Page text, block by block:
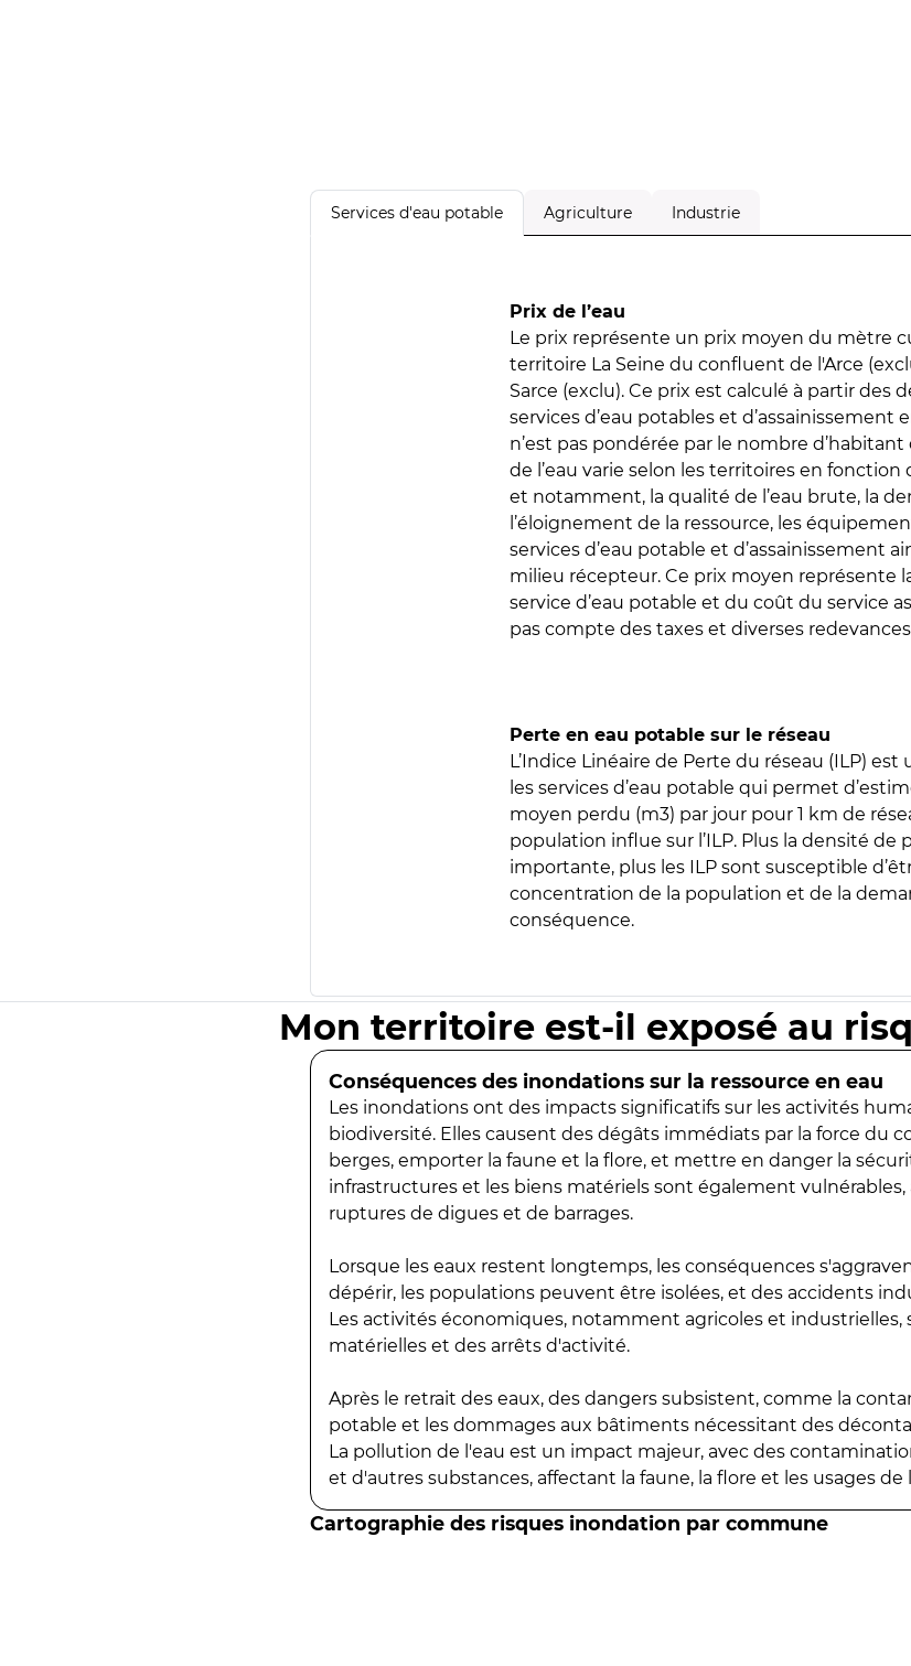
Services d'eau potable Agriculture Industrie
Prix de l’eau
Le prix représente un prix moyen du mètre
territoire La Seine du confluent de l'Arce
Sarce (exclu). Ce prix est calculé à partir des
services d’eau potables et d’assainissement
n’est pas pondérée par le nombre
de l’eau varie selon les territoires en fonction
et notamment, la qualité de l’eau brute, la
l’éloignement de la ressource, les
services d’eau potable et d’assainissement
milieu récepteur. Ce prix moyen représente
service d’eau potable et du coût du service
pas compte des taxes et diverses
Perte en eau potable sur le réseau
L’Indice Linéaire de Perte du réseau (ILP)
les services d’eau potable qui permet
moyen perdu (m3) par jour pour 1 km de
population influe sur l’ILP. Plus la densité de
importante, plus les ILP sont susceptible
concentration de la population et de la
conséquence.
Mon territoire est-il exposé au
Conséquences des inondations sur la ressource en eau
Les inondations ont des impacts significatifs sur les activités
biodiversité. Elles causent des dégâts immédiats par la force du
berges, emporter la faune et la flore, et mettre en danger la
infrastructures et les biens matériels sont également vulnérables,
ruptures de digues et de barrages.
Lorsque les eaux restent longtemps, les conséquences
dépérir, les populations peuvent être isolées, et des accidents
Les activités économiques, notamment agricoles et industrielles,
matérielles et des arrêts d'activité.
Après le retrait des eaux, des dangers subsistent, comme la
potable et les dommages aux bâtiments nécessitant des
La pollution de l'eau est un impact majeur, avec des
et d'autres substances, affectant la faune, la flore et les usages de
Cartographie des risques inondation par commune